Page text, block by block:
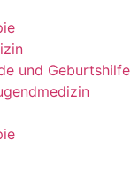
und Geburtshilfe